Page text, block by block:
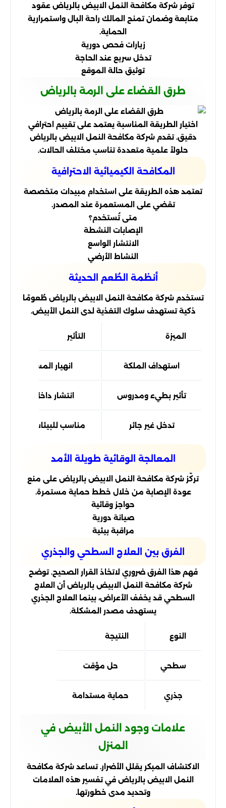
توفر شركة مكافحة النمل الابيض بالرياض عقود
متابعة وضمان تمنح المالك راحة البال واستمرارية
الحماية.
زيارات فحص دورية
تدخل سريع عند الحاجة
توثيق حالة الموقع
طرق القضاء على الرمة بالرياض
اختيار الطريقة المناسبة يعتمد على تقييم احترافي
دقيق. تقدم شركة مكافحة النمل الابيض بالرياض
حلولاً علمية متعددة تناسب مختلف الحالات.
المكافحة الكيميائية الاحترافية
تعتمد هذه الطريقة على استخدام مبيدات متخصصة
تقضي على المستعمرة عند المصدر.
متى تُستخدم؟
الإصابات النشطة
الانتشار الواسع
النشاط الأرضي
أنظمة الطُعم الحديثة
تستخدم شركة مكافحة النمل الابيض بالرياض طُعومًا
ذكية تستهدف سلوك التغذية لدى النمل الأبيض.
الميزة التأثير
استهداف الملكة انهيار المستعمرة
تأثير بطيء ومدروس انتشار داخل العش
تدخل غير جائر مناسب للبيئات الحساسة
المعالجة الوقائية طويلة الأمد
تركّز شركة مكافحة النمل الابيض بالرياض على منع
عودة الإصابة من خلال خطط حماية مستمرة.
حواجز وقائية
صيانة دورية
مراقبة بيئية
الفرق بين العلاج السطحي والجذري
فهم هذا الفرق ضروري لاتخاذ القرار الصحيح. توضح
شركة مكافحة النمل الابيض بالرياض أن العلاج
السطحي قد يخفف الأعراض، بينما العلاج الجذري
يستهدف مصدر المشكلة.
النوع النتيجة
سطحي حل مؤقت
جذري حماية مستدامة
علامات وجود النمل الأبيض في
المنزل
الاكتشاف المبكر يقلل الأضرار. تساعد شركة مكافحة
النمل الابيض بالرياض في تفسير هذه العلامات
وتحديد مدى خطورتها.